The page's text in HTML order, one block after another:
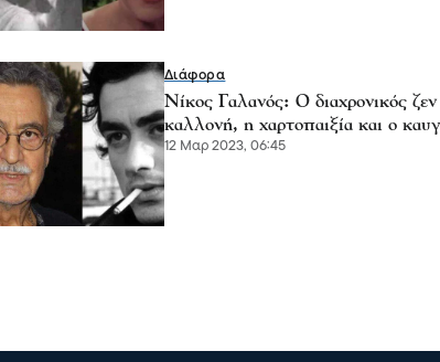
Διάφορα
Νίκος Γαλανός: Ο διαχρονικός
καλλονή, η χαρτοπαιξία και ο
12 Μαρ 2023, 06:45